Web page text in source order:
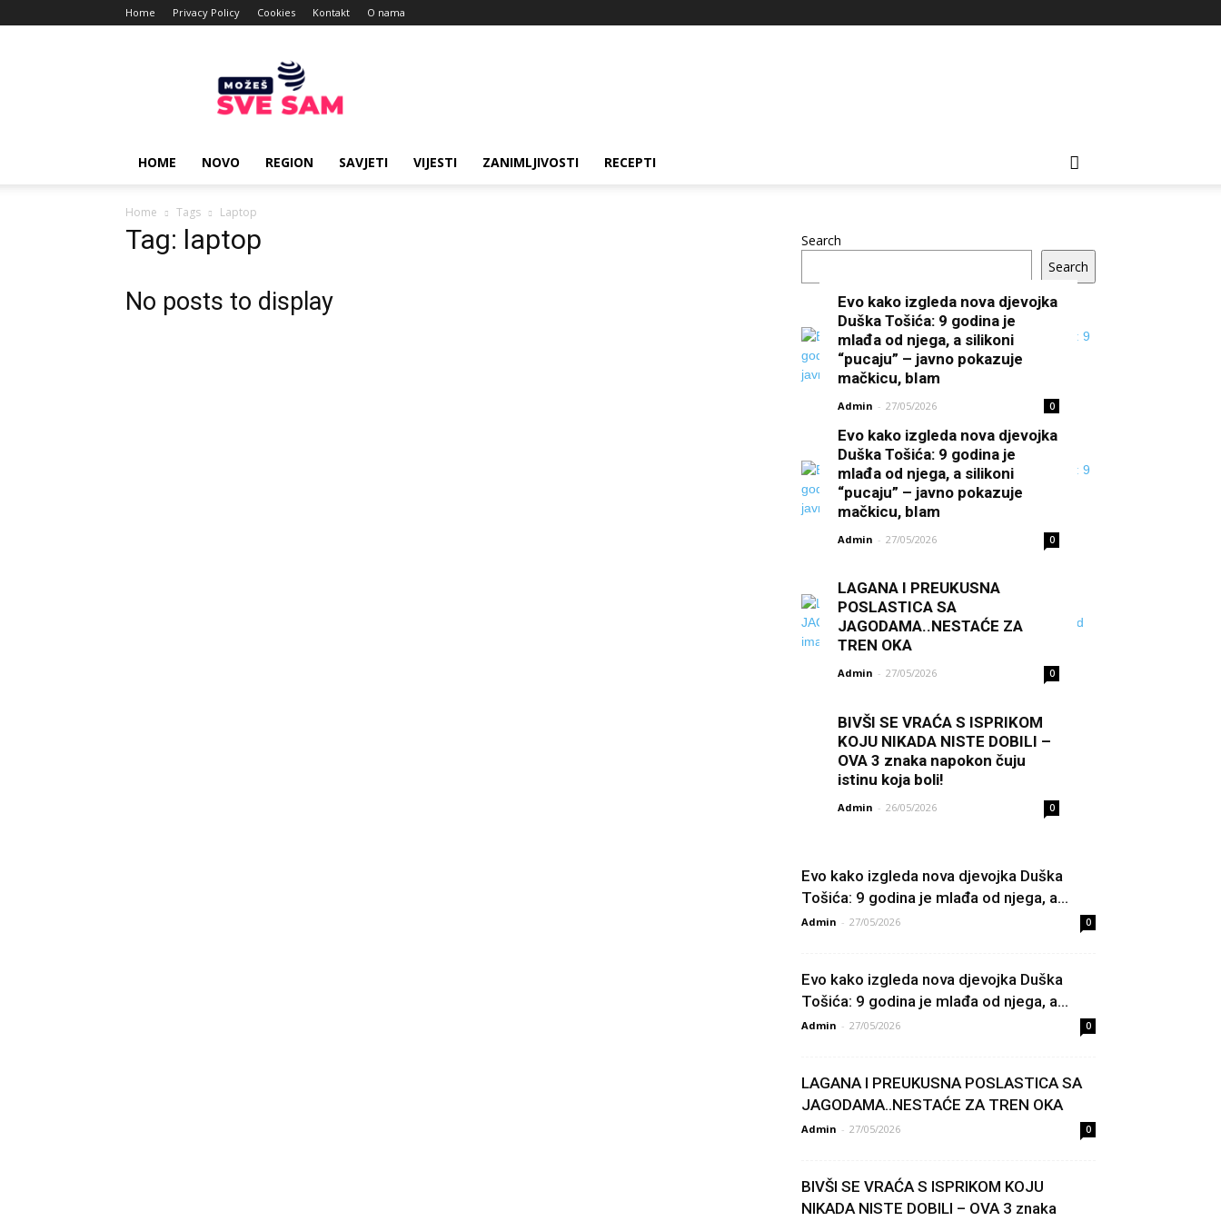
Home Privacy Policy Cookies Kontakt O nama
HOME NOVO REGION SAVJETI VIJESTI ZANIMLJIVOSTI RECEPTI
Home Tags Laptop
Tag: laptop
No posts to display
Search
Search
Evo kako izgleda nova djevojka
Duška Tošića: 9 godina je
mlađa od njega, a silikoni
“pucaju” – javno pokazuje
mačkicu, bIam
Admin - 27/05/2026 0
Evo kako izgleda nova djevojka
Duška Tošića: 9 godina je
mlađa od njega, a silikoni
“pucaju” – javno pokazuje
mačkicu, bIam
Admin - 27/05/2026 0
LAGANA I PREUKUSNA
POSLASTICA SA
JAGODAMA..NESTAĆE ZA
TREN OKA
Admin - 27/05/2026 0
BIVŠI SE VRAĆA S ISPRIKOM
KOJU NIKADA NISTE DOBILI –
OVA 3 znaka napokon čuju
istinu koja boli!
Admin - 26/05/2026 0
Evo kako izgleda nova djevojka Duška
Tošića: 9 godina je mlađa od njega, a...
Admin - 27/05/2026 0
Evo kako izgleda nova djevojka Duška
Tošića: 9 godina je mlađa od njega, a...
Admin - 27/05/2026 0
LAGANA I PREUKUSNA POSLASTICA SA
JAGODAMA..NESTAĆE ZA TREN OKA
Admin - 27/05/2026 0
BIVŠI SE VRAĆA S ISPRIKOM KOJU
NIKADA NISTE DOBILI – OVA 3 znaka